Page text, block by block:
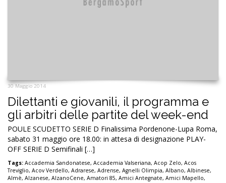
30 Maggio 2014
Dilettanti e giovanili, il programma e
gli arbitri delle partite del week-end
POULE SCUDETTO SERIE D Finalissima Pordenone-Lupa Roma,
sabato 31 maggio ore 18.00: in attesa di designazione PLAY-
OFF SERIE D Semifinali […]
Tags: Accademia Sandonatese, Accademia Valseriana, Acop Zelo, Acos
Treviglio, Acov Verdello, Adrarese, Adrense, Agnelli Olimpia, Albano, Albinese,
Almè, Alzanese, AlzanoCene, Amatori 85, Amici Antegnate, Amici Mapello,